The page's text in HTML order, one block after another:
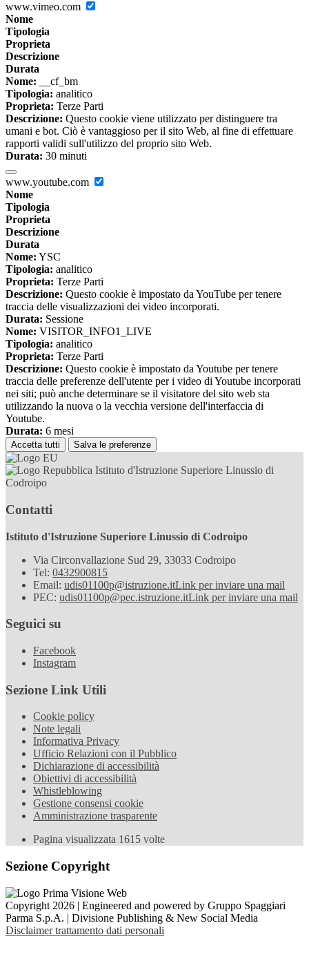
www.vimeo.com
Nome
Tipologia
Proprieta
Descrizione
Durata
Nome: __cf_bm
Tipologia: analitico
Proprieta: Terze Parti
Descrizione: Questo cookie viene utilizzato per distinguere tra
umani e bot. Ciò è vantaggioso per il sito Web, al fine di effettuare
rapporti validi sull'utilizzo del proprio sito Web.
Durata: 30 minuti
www.youtube.com
Nome
Tipologia
Proprieta
Descrizione
Durata
Nome: YSC
Tipologia: analitico
Proprieta: Terze Parti
Descrizione: Questo cookie è impostato da YouTube per tenere
traccia delle visualizzazioni dei video incorporati.
Durata: Sessione
Nome: VISITOR_INFO1_LIVE
Tipologia: analitico
Proprieta: Terze Parti
Descrizione: Questo cookie è impostato da Youtube per tenere
traccia delle preferenze dell'utente per i video di Youtube incorporati
nei siti; può anche determinare se il visitatore del sito web sta
utilizzando la nuova o la vecchia versione dell'interfaccia di
Youtube.
Durata: 6 mesi
Accetta tutti Salva le preferenze
Istituto d'Istruzione Superiore Linussio di
Codroipo
Contatti
Istituto d'Istruzione Superiore Linussio di Codroipo
Via Circonvallazione Sud 29, 33033 Codroipo
Tel: 0432900815
Email: udis01100p@istruzione.itLink per inviare una mail
PEC: udis01100p@pec.istruzione.itLink per inviare una mail
Seguici su
Facebook
Instagram
Sezione Link Utili
Cookie policy
Note legali
Informativa Privacy
Ufficio Relazioni con il Pubblico
Dichiarazione di accessibilità
Obiettivi di accessibilità
Whistleblowing
Gestione consensi cookie
Amministrazione trasparente
Pagina visualizzata 1615 volte
Sezione Copyright
Copyright 2026 | Engineered and powered by Gruppo Spaggiari
Parma S.p.A. | Divisione Publishing & New Social Media
Disclaimer trattamento dati personali